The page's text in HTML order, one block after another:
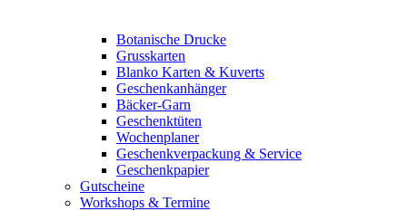
Botanische Drucke
Grusskarten
Blanko Karten & Kuverts
Geschenkanhänger
Bäcker-Garn
Geschenktüten
Wochenplaner
Geschenkverpackung & Service
Geschenkpapier
Gutscheine
Workshops & Termine